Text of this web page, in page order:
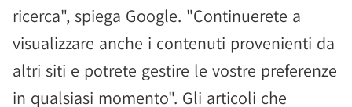
ricerca", spiega Google. "Continuerete a
visualizzare anche i contenuti provenienti da
altri siti e potrete gestire le vostre preferenze
in qualsiasi momento". Gli articoli che